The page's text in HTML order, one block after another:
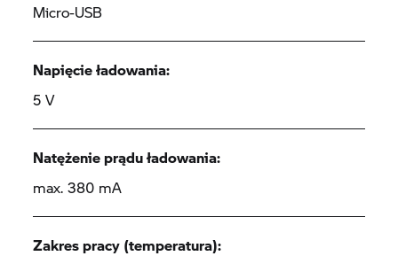
Micro-USB
Napięcie ładowania:
5 V
Natężenie prądu ładowania:
max. 380 mA
Zakres pracy (temperatura):